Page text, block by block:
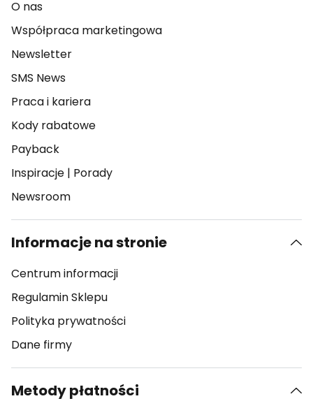
O nas
Współpraca marketingowa
Newsletter
SMS News
Praca i kariera
Kody rabatowe
Payback
Inspiracje | Porady
Newsroom
Informacje na stronie
Centrum informacji
Regulamin Sklepu
Polityka prywatności
Dane firmy
Metody płatności